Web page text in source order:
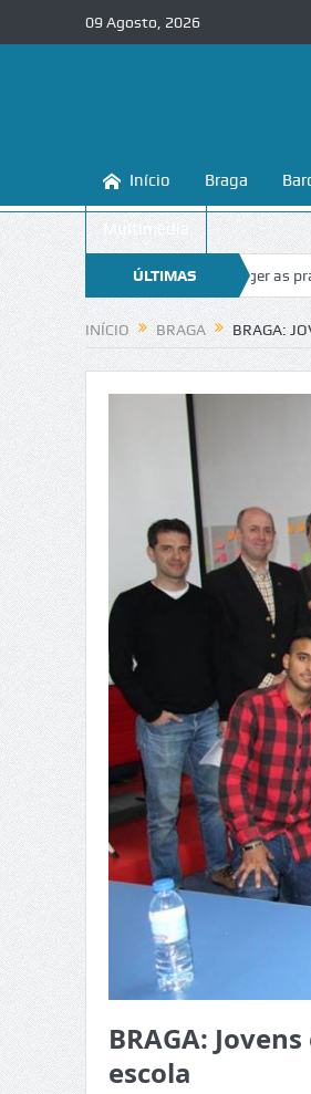
09 Agosto, 2026
Início Braga
Multimédia
ÚLTIMAS
NOTÍCIAS
a conhecer e proteger as praias
INÍCIO BRAGA BRAGA:
BRAGA:
escola